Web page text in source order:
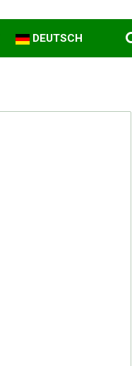
DEUTSCH